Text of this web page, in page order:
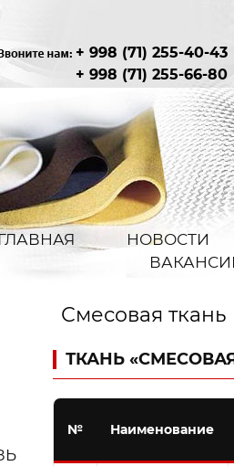
+ 998 (71) 255-40-43
+ 998 (71) 255-66-80
НОВОСТИ
Смесовая ткань
ТКАНЬ
№ Наименование